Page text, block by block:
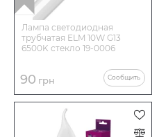
Лампа светодиодная
трубчатая ELM 10W G13
6500K стекло 19-0006
90 грн Сообщить